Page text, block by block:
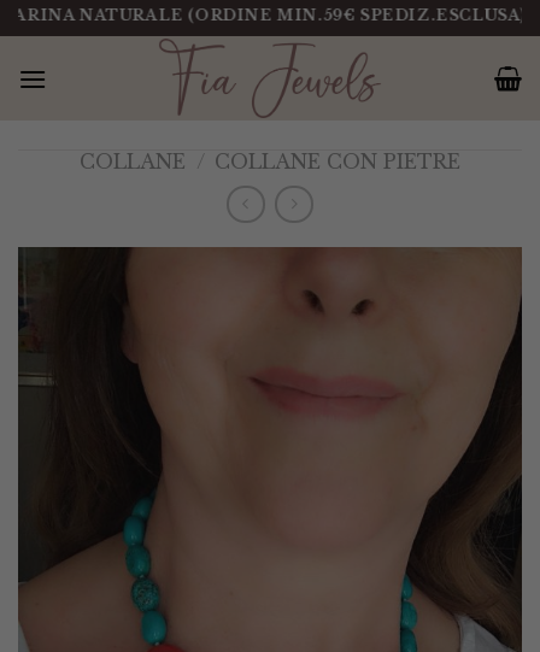
Salta
al
contenuto
NATURALE (ORDINE MIN.59€ SPEDIZ.ESCLUSA)
COLLANE / COLLANE CON PIETRE